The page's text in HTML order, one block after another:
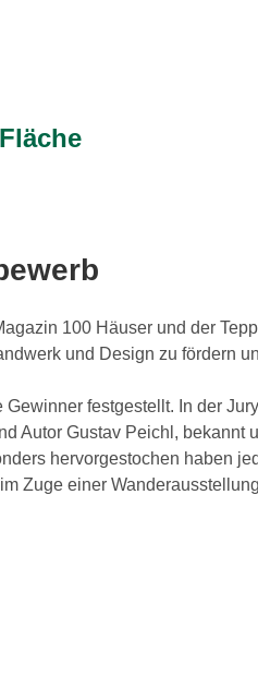
100 Häuser und der
und Design zu fördern
festgestellt. In der
Autor Gustav Peichl, bekannt
hervorgestochen haben
Zuge einer